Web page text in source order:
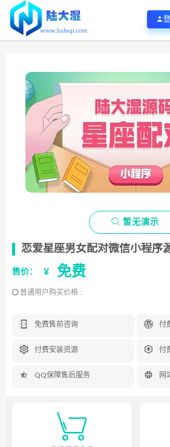
欢迎您光临陆大湿，本站秉承服务宗旨 履行“站
 暂无演示
恋爱星座男女配对微信小程序
售价： ¥ 免费
普通用户购买价格 :
 免费售前咨询  付
 付费安装资源  付
 QQ保障售后服务  网
